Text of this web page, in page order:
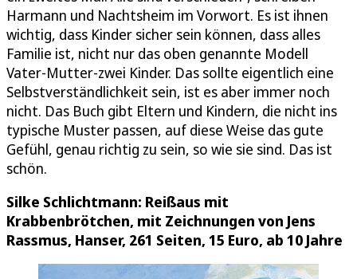
Harmann und Nachtsheim im Vorwort. Es ist ihnen
wichtig, dass Kinder sicher sein können, dass alles
Familie ist, nicht nur das oben genannte Modell
Vater-Mutter-zwei Kinder. Das sollte eigentlich eine
Selbstverständlichkeit sein, ist es aber immer noch
nicht. Das Buch gibt Eltern und Kindern, die nicht ins
typische Muster passen, auf diese Weise das gute
Gefühl, genau richtig zu sein, so wie sie sind. Das ist
schön.
Silke Schlichtmann: Reißaus mit
Krabbenbrötchen, mit Zeichnungen von Jens
Rassmus, Hanser, 261 Seiten, 15 Euro, ab 10 Jahre